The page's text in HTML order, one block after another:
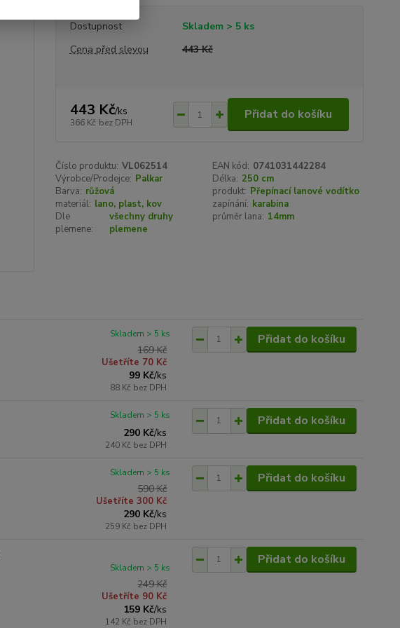
Dostupnost
Skladem > 5 ks
Cena před slevou
443 Kč
443 Kč/ks
366 Kč bez DPH
Přidat do košíku
Číslo produktu: VL062514 EAN kód: 0741031442284
Výrobce/Prodejce: Palkar Délka: 250 cm
Barva: růžová produkt: Přepínací lanové vodítko
materiál: lano, plast, kov zapínání: karabina
Dle
plemene:
všechny druhy
plemene
průměr lana: 14mm
169 Kč
Ušetříte 70 Kč
99 Kč/ks
88 Kč bez DPH
Skladem > 5 ks Přidat do košíku
290 Kč/ks
240 Kč bez DPH
Skladem > 5 ks Přidat do košíku
590 Kč
Ušetříte 300 Kč
290 Kč/ks
259 Kč bez DPH
Skladem > 5 ks Přidat do košíku
249 Kč
Ušetříte 90 Kč
159 Kč/ks
142 Kč bez DPH
Skladem > 5 ks
Přidat do košíku